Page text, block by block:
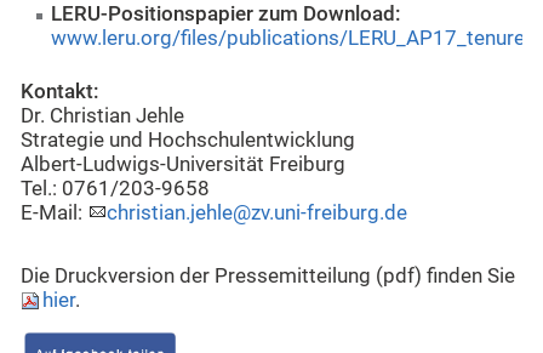
LERU-Positionspapier zum Download:
www.leru.org/files/publications/
Kontakt:
Dr. Christian Jehle
Strategie und Hochschulentwicklung
Albert-Ludwigs-Universität Freiburg
Tel.: 0761/203-9658
E-Mail:
christian.jehle@zv.uni-freiburg.de
Die Druckversion der Pressemitteilung (pdf) finden Sie
hier.